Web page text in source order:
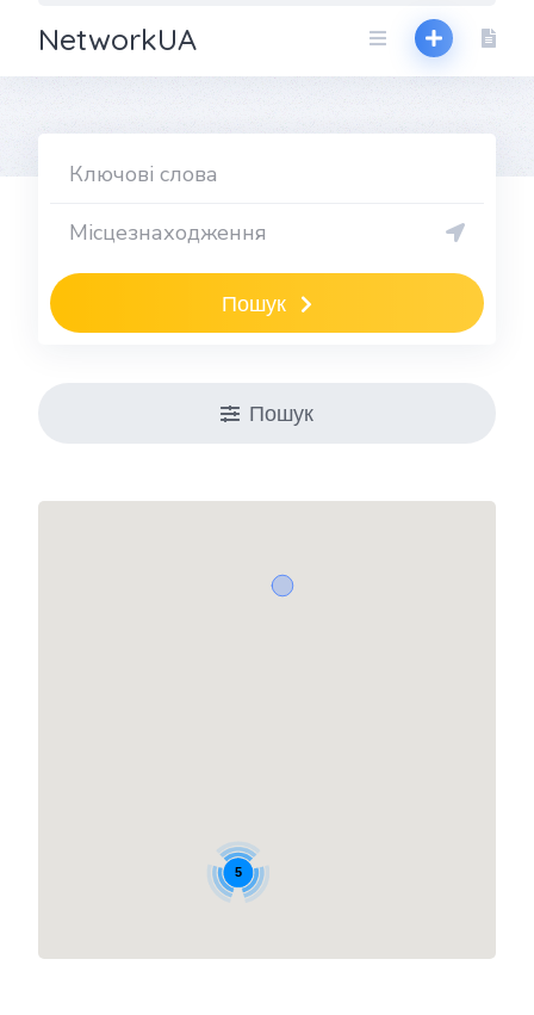
NetworkUA
Пошук
Пошук
5